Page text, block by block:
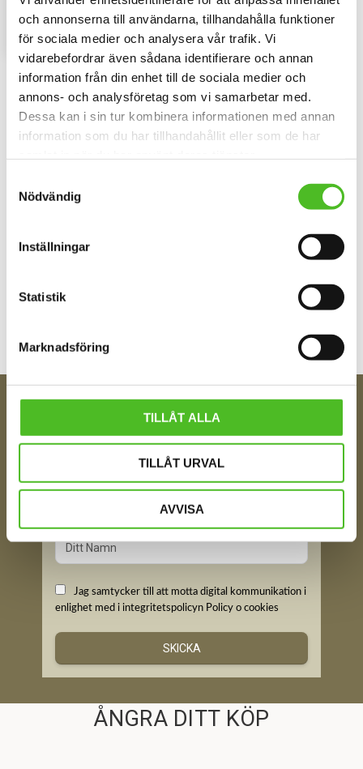
och annonserna till användarna, tillhandahålla funktioner
för sociala medier och analysera vår trafik. Vi
vidarebefordrar även sådana identifierare och annan
information från din enhet till de sociala medier och
annons- och analysföretag som vi samarbetar med.
Dessa kan i sin tur kombinera informationen med annan
information som du har tillhandahållit eller som de har
Nödvändig
Inställningar
Statistik
Marknadsföring
TILLÅT ALLA
TILLÅT URVAL
AVVISA
Omdömen
Du
Finns i 2 storlekar 10 cm och 15
cm i diameter.
SEK
Lägg till i favoriter
INFO
FÅ TIPS OM NYHETER!
Din e-post
Jag samtycker till att motta digital kommunikation i
enlighet med i integritetspolicyn Policy o cookies
SKICKA
ÅNGRA DITT KÖP